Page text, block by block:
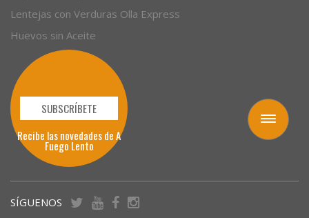
Toggle
navigation
Lentejas con Verduras Olla Express
Huevos sin Aceite
SUBSCRÍBETE
Recibe las novedades de A
Fuego Lento
SÍGUENOS